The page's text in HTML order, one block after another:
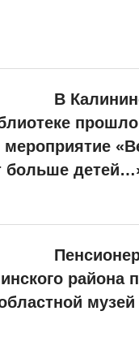
В
прошло
мероприятие
больше
района
музей